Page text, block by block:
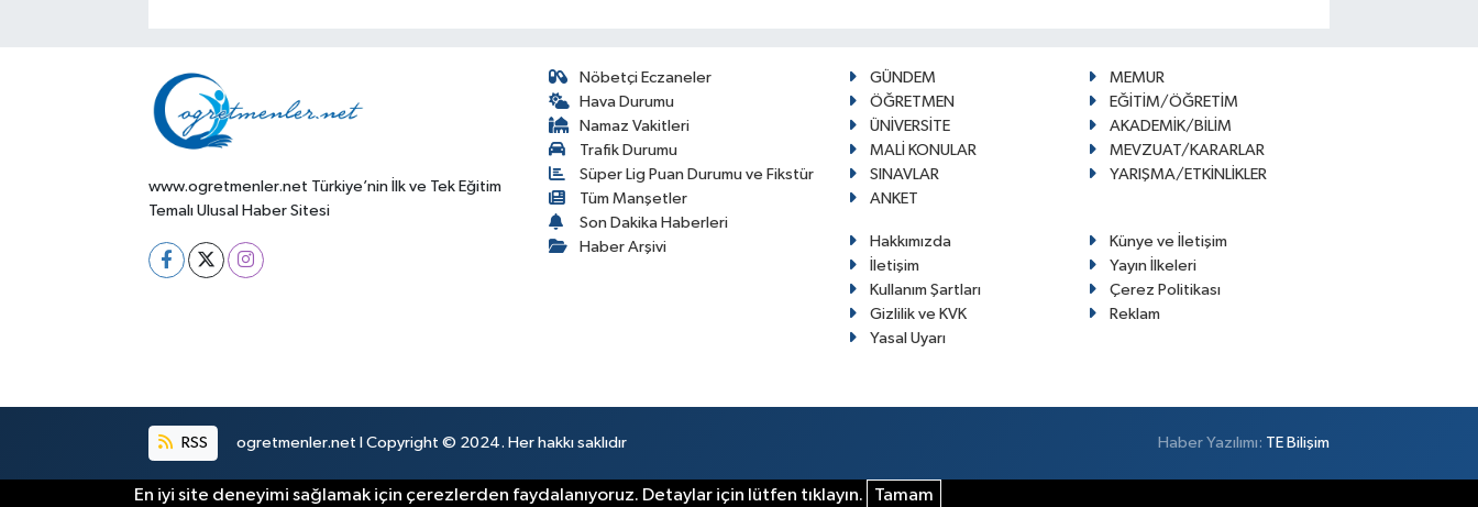
www.ogretmenler.net Türkiye’nin İlk ve Tek Eğitim
Temalı Ulusal Haber Sitesi
Nöbetçi Eczaneler
Hava Durumu
Namaz Vakitleri
Trafik Durumu
Süper Lig Puan Durumu ve Fikstür
Tüm Manşetler
Son Dakika Haberleri
Haber Arşivi
GÜNDEM
MEMUR
ÖĞRETMEN
EĞİTİM/ÖĞRETİM
ÜNİVERSİTE
AKADEMİK/BİLİM
MALİ KONULAR
MEVZUAT/KARARLAR
SINAVLAR
YARIŞMA/ETKİNLİKLER
ANKET
Hakkımızda
Künye ve İletişim
İletişim
Yayın İlkeleri
Kullanım Şartları
Çerez Politikası
Gizlilik ve KVK
Reklam
Yasal Uyarı
RSS ogretmenler.net I Copyright © 2024. Her hakkı saklıdır Haber Yazılımı: TE Bilişim
En iyi site deneyimi sağlamak için çerezlerden faydalanıyoruz. Detaylar için lütfen tıklayın. Tamam